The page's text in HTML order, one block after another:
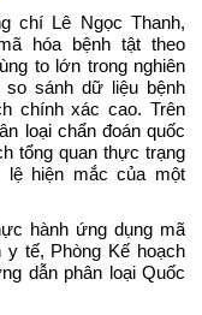
chí Lê Ngọc Thanh,
hóa bệnh tật theo
to lớn trong nghiên
sánh dữ liệu bệnh
chính xác cao. Trên
loại chẩn đoán quốc
tổng quan thực trạng
hiện mắc của một
hành ứng dụng mã
tế, Phòng Kế hoạch
dẫn phân loại Quốc